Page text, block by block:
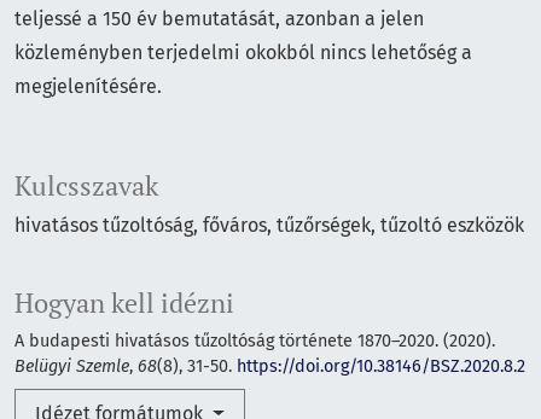
Kulcsszavak
hivatásos tűzoltóság főváros tűzőrségek tűzoltó eszközök
Hogyan kell idézni
A budapesti hivatásos tűzoltóság története 1870–2020. (2020).
Belügyi Szemle, 68(8), 31-50. https://doi.org/10.38146/BSZ.2020.8.2
Idézet formátumok
teljessé a 150 év bemutatását, azonban a jelen
közleményben terjedelmi okokból nincs lehetőség a
megjelenítésére.